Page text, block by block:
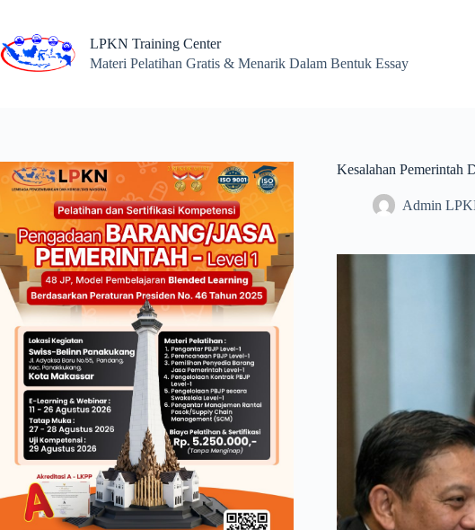
content
LPKN Training Center
Materi Pelatihan Gratis & Menarik Dalam Bentuk Essay
Kesalahan Pemerintah
Admin